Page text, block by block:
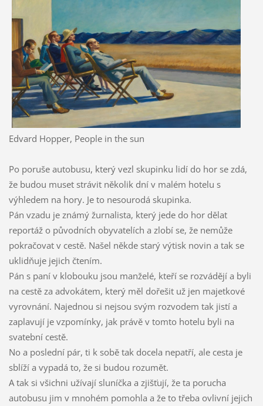
Edvard Hopper, People in the sun
Po poruše autobusu, který vezl skupinku lidí do hor se zdá,
že budou muset strávit několik dní v malém hotelu s
výhledem na hory. Je to nesourodá skupinka.
Pán vzadu je známý žurnalista, který jede do hor dělat
reportáž o původních obyvatelích a zlobí se, že nemůže
pokračovat v cestě. Našel někde starý výtisk novin a tak se
uklidňuje jejich čtením.
Pán s paní v klobouku jsou manželé, kteří se rozvádějí a byli
na cestě za advokátem, který měl dořešit už jen majetkové
vyrovnání. Najednou si nejsou svým rozvodem tak jistí a
zaplavují je vzpomínky, jak právě v tomto hotelu byli na
svatební cestě.
No a poslední pár, ti k sobě tak docela nepatří, ale cesta je
sblíží a vypadá to, že si budou rozumět.
A tak si všichni užívají sluníčka a zjišťují, že ta porucha
autobusu jim v mnohém pomohla a že to třeba ovlivní jejich